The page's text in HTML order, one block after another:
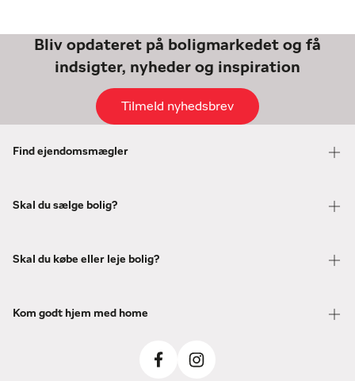
Bliv opdateret på boligmarkedet og få
indsigter, nyheder og inspiration
Tilmeld nyhedsbrev
Find ejendomsmægler
Skal du sælge bolig?
Skal du købe eller leje bolig?
Kom godt hjem med home